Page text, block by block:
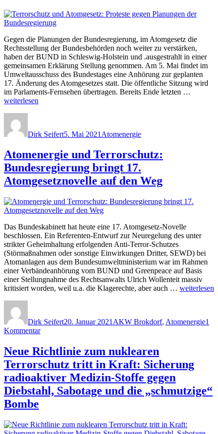
Gegen die Planungen der Bundesregierung, im Atomgesetz die
Rechtsstellung der Bundesbehörden noch weiter zu verstärken,
haben der BUND in Schleswig-Holstein und .ausgestrahlt in einer
gemeinsamen Erklärung Stellung genommen. Am 5. Mai findet im
Umweltausschuss des Bundestages eine Anhörung zur geplanten
17. Änderung des Atomgesetzes statt. Die öffentliche Sitzung wird
im Parlaments-Fernsehen übertragen. Bereits Ende letzten …
weiterlesen
Dirk Seifert5. Mai 2021 Atomenergie
Atomenergie und Terrorschutz:
Bundesregierung bringt 17.
Atomgesetznovelle auf den Weg
Das Bundeskabinett hat heute eine 17. Atomgesetz-Novelle
beschlossen. Ein Referenten-Entwurf zur Neuregelung des unter
strikter Geheimhaltung erfolgenden Anti-Terror-Schutzes
(Störmaßnahmen oder sonstige Einwirkungen Dritter, SEWD) bei
Atomanlagen aus dem Bundesumweltministerium war im Rahmen
einer Verbändeanhörung vom BUND und Greenpeace auf Basis
einer Stellungnahme des Rechtsanwalts Ulrich Wollenteit massiv
kritisiert worden, weil u.a. die Klagerechte, aber auch …
bringt
Weg“
weiterlesen
Dirk Seifert20. Januar 2021 AKW Brokdorf, Atomenergie1
Kommentarzu
und
Terrorschutz:
Bundesregierung
bringt
17.
Atomgesetznovelle
Neue Richtlinie zum nuklearen
Terrorschutz tritt in Kraft: Sicherung
radioaktiver Medizin-Stoffe gegen
Diebstahl, Sabotage und die „schmutzige“
Bombe